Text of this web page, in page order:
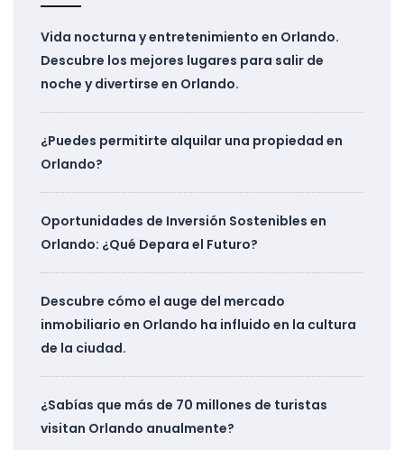
Vida nocturna y entretenimiento en Orlando.
Descubre los mejores lugares para salir de
noche y divertirse en Orlando.
¿Puedes permitirte alquilar una propiedad en
Orlando?
Oportunidades de Inversión Sostenibles en
Orlando: ¿Qué Depara el Futuro?
Descubre cómo el auge del mercado
inmobiliario en Orlando ha influido en la cultura
de la ciudad.
¿Sabías que más de 70 millones de turistas
visitan Orlando anualmente?